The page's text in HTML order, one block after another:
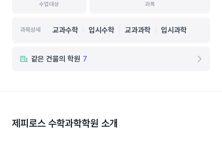
수업대상 과목
과목상세 교과수학 입시수학 교과과학 입시과학
같은 건물의 학원 7
제피로스 수학과학학원 소개